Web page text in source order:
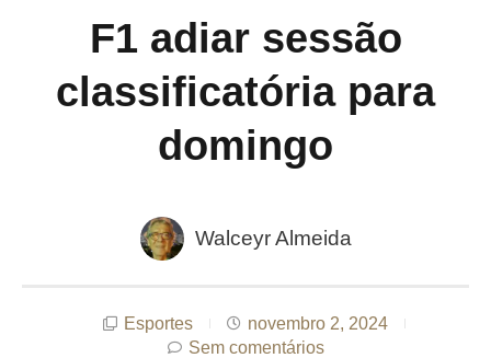
F1 adiar sessão
classificatória para
domingo
Walceyr Almeida
Esportes
novembro 2, 2024
Sem comentários